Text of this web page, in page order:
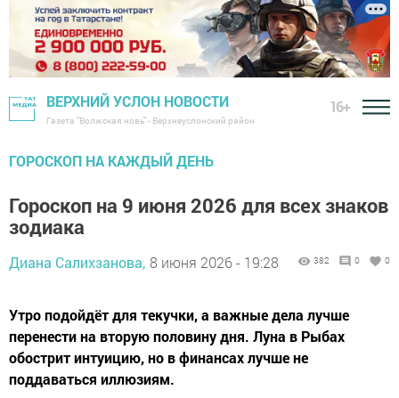
ВЕРХНИЙ УСЛОН НОВОСТИ
Газета "Волжская новь" - Верхнеуслонский район
16+
ГОРОСКОП НА КАЖДЫЙ ДЕНЬ
Гороскоп на 9 июня 2026 для всех знаков
зодиака
Диана Салихзанова, 8 июня 2026 - 19:28 382 0 0
Утро подойдёт для текучки, а важные дела лучше
перенести на вторую половину дня. Луна в Рыбах
обострит интуицию, но в финансах лучше не
поддаваться иллюзиям.